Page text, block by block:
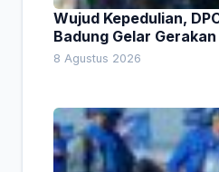
Wujud Kepedulian,
Badung Gelar
8 Agustus 2026